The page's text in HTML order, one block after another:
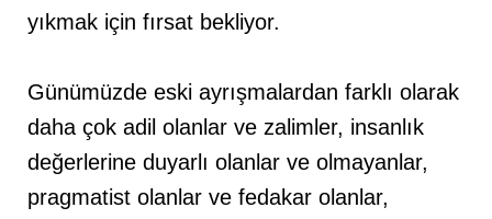
yıkmak için fırsat bekliyor.
Günümüzde eski ayrışmalardan farklı olarak
daha çok adil olanlar ve zalimler, insanlık
değerlerine duyarlı olanlar ve olmayanlar,
pragmatist olanlar ve fedakar olanlar,